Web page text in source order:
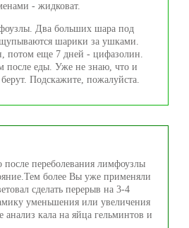
- жидковат.
Два больших шара под
шарики за ушками.
потом еще 7 дней - цифазолин.
после еды. Уже не знаю, что и
Подскажите, пожалуйста.
после переболевания лимфоузлы
более Вы уже применяли
сделать перерыв на 3-4
уменьшения или увеличения
кала на яйца гельминтов и